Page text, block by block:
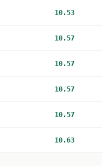
10.53
10.57
10.57
10.57
10.57
10.63